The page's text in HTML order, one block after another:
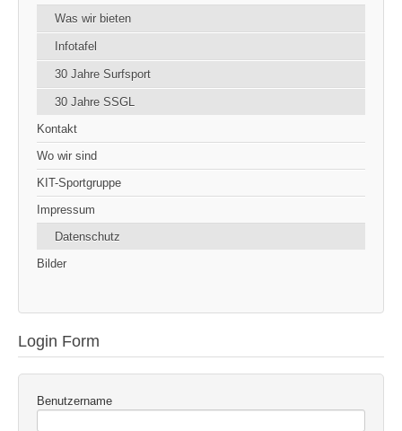
Was wir bieten
Infotafel
30 Jahre Surfsport
30 Jahre SSGL
Kontakt
Wo wir sind
KIT-Sportgruppe
Impressum
Datenschutz
Bilder
Login Form
Benutzername